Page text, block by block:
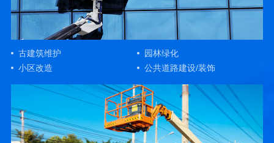
古建筑维护
园林绿化
小区改造
公共道路建设/装饰